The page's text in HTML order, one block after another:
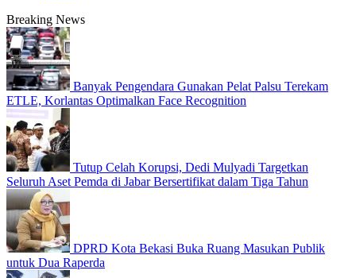
Breaking News
Banyak Pengendara Gunakan Pelat Palsu Terekam
ETLE, Korlantas Optimalkan Face Recognition
Tutup Celah Korupsi, Dedi Mulyadi Targetkan
Seluruh Aset Pemda di Jabar Bersertifikat dalam Tiga Tahun
DPRD Kota Bekasi Buka Ruang Masukan Publik
untuk Dua Raperda